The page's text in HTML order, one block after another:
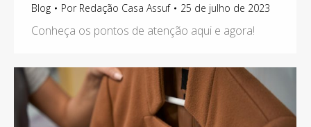
Blog Por Redação Casa Assuf 25 de julho de 2023
Conheça os pontos de atenção aqui e agora!